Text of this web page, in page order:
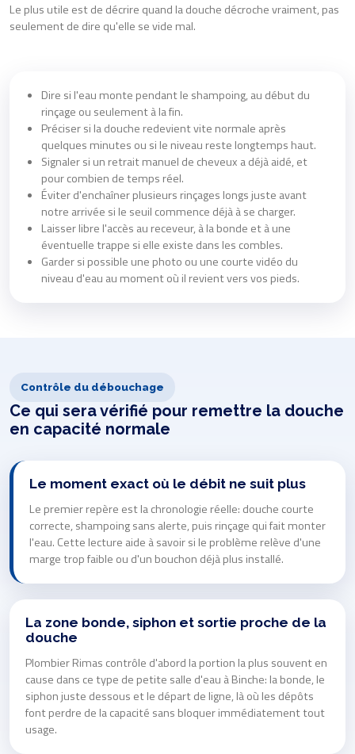
Le plus utile est de décrire quand la douche décroche vraiment, pas
seulement de dire qu'elle se vide mal.
Dire si l'eau monte pendant le shampoing, au début du
rinçage ou seulement à la fin.
Préciser si la douche redevient vite normale après
quelques minutes ou si le niveau reste longtemps haut.
Signaler si un retrait manuel de cheveux a déjà aidé, et
pour combien de temps réel.
Éviter d'enchaîner plusieurs rinçages longs juste avant
notre arrivée si le seuil commence déjà à se charger.
Laisser libre l'accès au receveur, à la bonde et à une
éventuelle trappe si elle existe dans les combles.
Garder si possible une photo ou une courte vidéo du
niveau d'eau au moment où il revient vers vos pieds.
Contrôle du débouchage
Ce qui sera vérifié pour remettre la douche
en capacité normale
Le moment exact où le débit ne suit plus
Le premier repère est la chronologie réelle: douche courte
correcte, shampoing sans alerte, puis rinçage qui fait monter
l'eau. Cette lecture aide à savoir si le problème relève d'une
marge trop faible ou d'un bouchon déjà plus installé.
La zone bonde, siphon et sortie proche de la
douche
Plombier Rimas contrôle d'abord la portion la plus souvent en
cause dans ce type de petite salle d'eau à Binche: la bonde, le
siphon juste dessous et le départ de ligne, là où les dépôts
font perdre de la capacité sans bloquer immédiatement tout
usage.